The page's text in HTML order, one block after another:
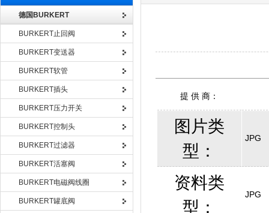
德国BURKERT
BURKERT止回阀
BURKERT变送器
BURKERT软管
BURKERT插头
BURKERT压力开关
BURKERT控制头
BURKERT过滤器
BURKERT活塞阀
BURKERT电磁阀线圈
BURKERT罐底阀
提 供 商：
图片类
型：
JPG
资料类
型：
JPG